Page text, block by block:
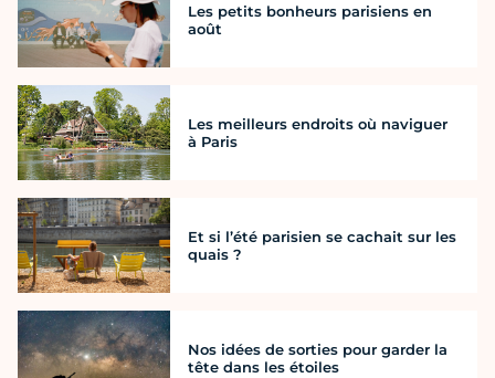
Les petits bonheurs parisiens en
août
Les meilleurs endroits où naviguer
à Paris
Et si l’été parisien se cachait sur les
quais ?
Nos idées de sorties pour garder la
tête dans les étoiles